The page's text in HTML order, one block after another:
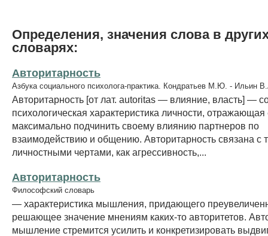
Определения, значения слова в
словарях:
Авторитарность
Азбука социального психолога-практика. Кондратьев М.Ю. - Ильин
Авторитарность [от лат. autoritas — влияние, власть] —
психологическая характеристика личности,
максимально подчинить своему влиянию партнеров по
взаимодействию и общению. Авторитарность связана с
личностными чертами, как агрессивность,...
Авторитарность
Философский словарь
— характеристика мышления, придающего
решающее значение мнениям каких-то авторитетов.
мышление стремится усилить и конкретизировать